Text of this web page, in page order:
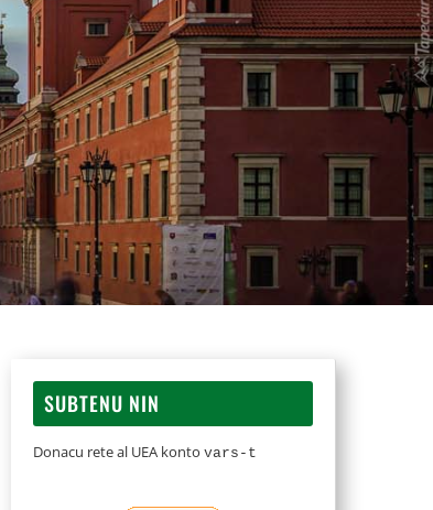
SUBTENU NIN
Donacu rete al UEA konto vars-t